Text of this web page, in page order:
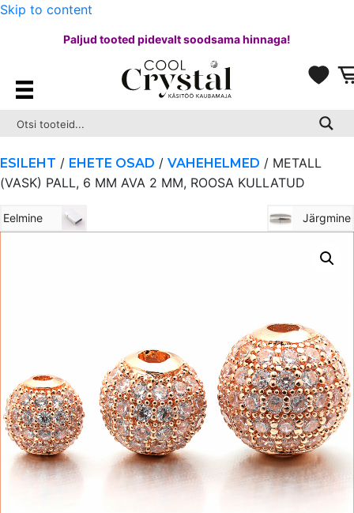
Skip to content
Paljud tooted pidevalt soodsama hinnaga!
ESILEHT / EHETE OSAD / VAHEHELMED / METALL
(VASK) PALL, 6 MM AVA 2 MM, ROOSA KULLATUD
Eelmine Järgmine